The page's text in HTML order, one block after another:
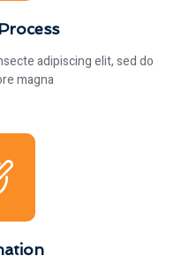
adipiscing elit, sed do
magna